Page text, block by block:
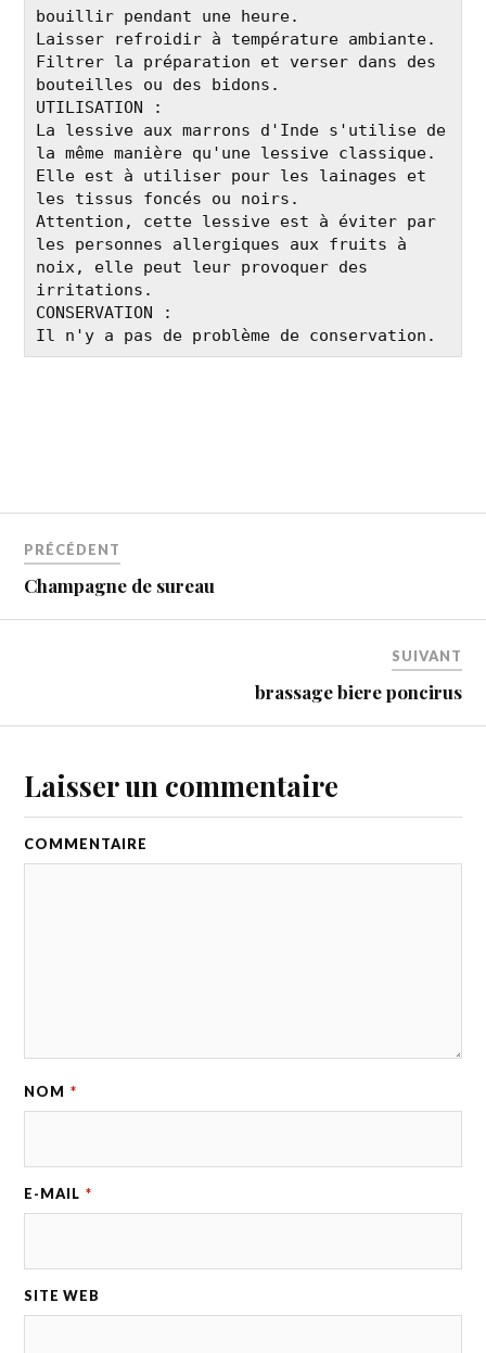
bouillir pendant une heure.
Laisser refroidir à température ambiante.
Filtrer la préparation et verser dans des
bouteilles ou des bidons.
UTILISATION :
La lessive aux marrons d'Inde s'utilise de
la même manière qu'une lessive classique.
Elle est à utiliser pour les lainages et
les tissus foncés ou noirs.
Attention, cette lessive est à éviter par
les personnes allergiques aux fruits à
noix, elle peut leur provoquer des
irritations.
CONSERVATION :
Il n'y a pas de problème de conservation.
PRÉCÉDENT
Champagne de sureau
SUIVANT
brassage biere poncirus
Laisser un commentaire
COMMENTAIRE
NOM *
E-MAIL *
SITE WEB